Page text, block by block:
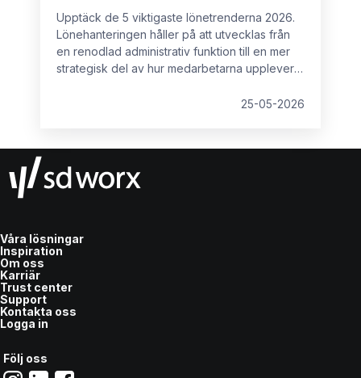
Upptäck de 5 viktigaste lönetrenderna 2026.
Lönehanteringen håller på att utvecklas från
en renodlad administrativ funktion till en mer
strategisk del av hur medarbetarna upplever
lönehanteringen spelar en allt större roll i25-05-2026
Våra lösningar
Inspiration
Om oss
Karriär
Trust center
Support
Kontakta oss
Logga in
Följ oss